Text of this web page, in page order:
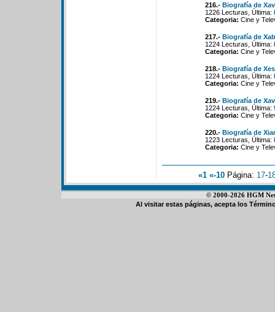
216.- Biografía de
1226 Lecturas,
Categoria: Cine y
217.- Biografía de
1224 Lecturas,
Categoria: Cine y
218.- Biografía de
1224 Lecturas,
Categoria: Cine y
219.- Biografía de
1224 Lecturas,
Categoria: Cine y
220.- Biografía de
1223 Lecturas,
Categoria: Cine y
«1 «-10 Página: 17-
© 2000-2026 HGM
Al visitar estas páginas, acepta los